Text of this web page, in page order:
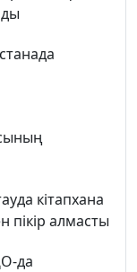
кітапхана
пікір алмасты
да